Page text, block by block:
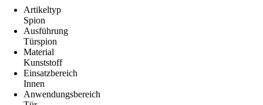
Artikeltyp
Spion
Ausführung
Türspion
Material
Kunststoff
Einsatzbereich
Innen
Anwendungsbereich